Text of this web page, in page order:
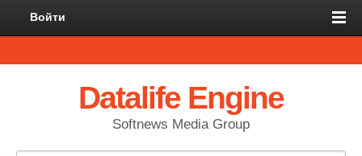
Войти
Datalife Engine
Softnews Media Group